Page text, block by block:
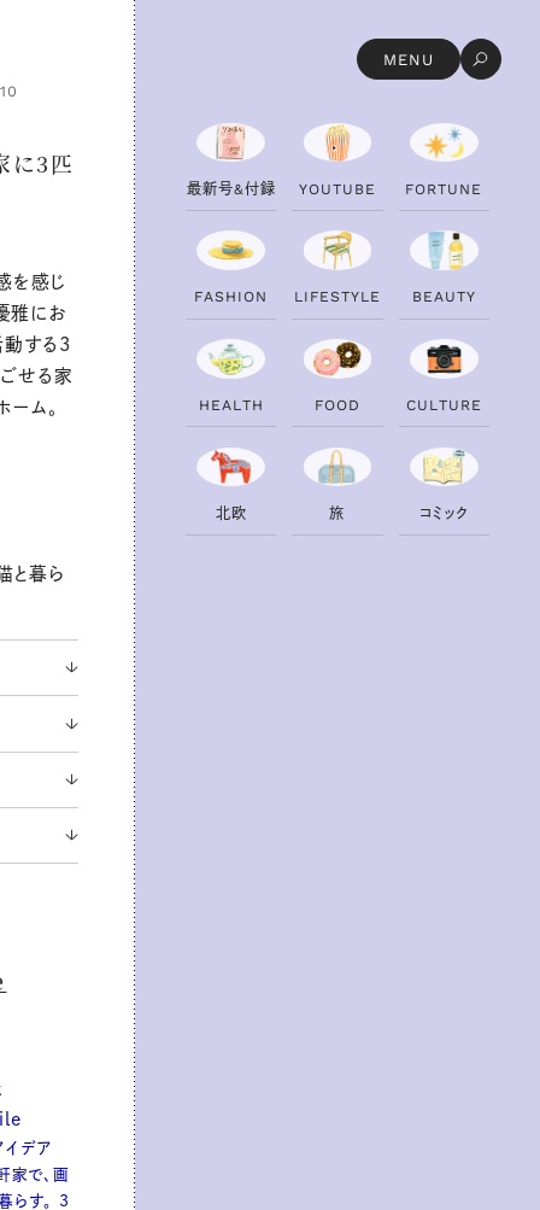
MENU
に3匹
を感じ
雅にお
動する3
せる家
ーム。
と暮ら
イデア
家で、画
らす。 3
最新号&付録 YOUTU B E FORTU N E
FAS H ION LI FESTYLE B EAUTY
H EALTH FOOD CU LTU RE
北欧 旅 コ ミ ック